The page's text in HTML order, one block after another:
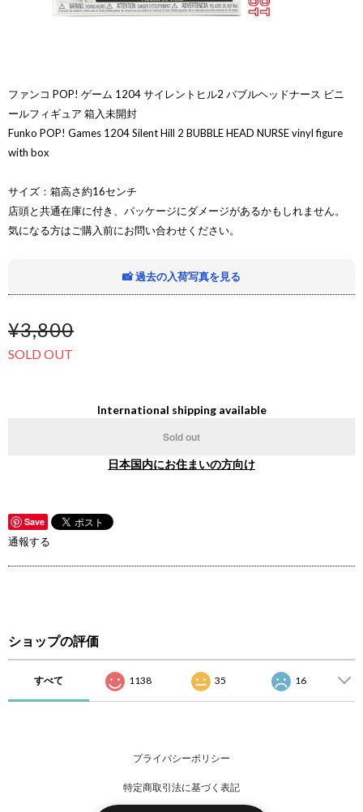
ファンコ POP! ゲーム 1204 サイレントヒル2 バブルヘッドナース ビニ
ールフィギュア 箱入未開封
Funko POP! Games 1204 Silent Hill 2 BUBBLE HEAD NURSE vinyl figure
with box
サイズ：箱高さ約16センチ
店頭と共通在庫に付き、パッケージにダメージがあるかもしれません。
気になる方はご購入前にお問い合わせください。
📸 過去の入荷写真を見る
¥3,800
SOLD OUT
International shipping available
Sold out
日本国内にお住まいの方向け
Save
通報する
ショップの評価
すべて 1138 35 16
プライバシーポリシー
特定商取引法に基づく表記